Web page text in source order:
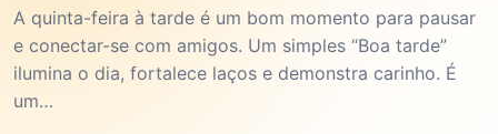
A quinta-feira à tarde é um bom momento para pausar
e conectar-se com amigos. Um simples “Boa tarde”
ilumina o dia, fortalece laços e demonstra carinho. É
um…